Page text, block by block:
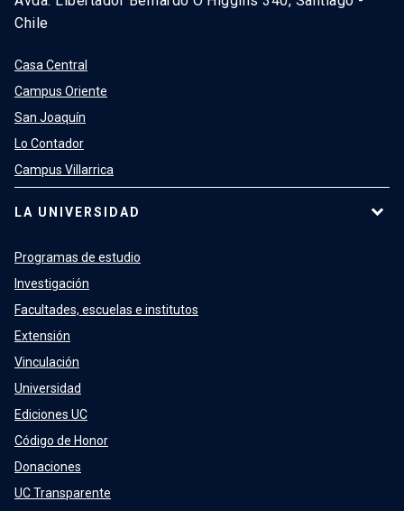
Chile
Casa Central
Campus Oriente
San Joaquín
Lo Contador
Campus Villarrica
LA UNIVERSIDAD
Programas de estudio
Investigación
Facultades, escuelas e institutos
Extensión
Vinculación
Universidad
Ediciones UC
Código de Honor
Donaciones
UC Transparente